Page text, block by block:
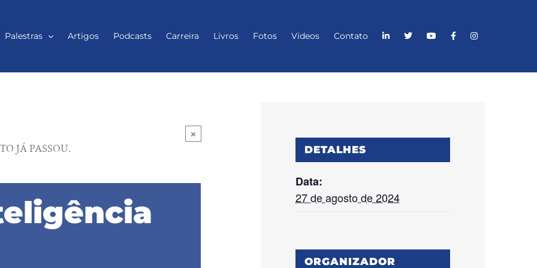
Palestras Artigos Podcasts Carreira Livros Fotos Vídeos Contato
×
JÁ PASSOU. DETALHES
Data:
27 de agosto de 2024
ORGANIZADOR